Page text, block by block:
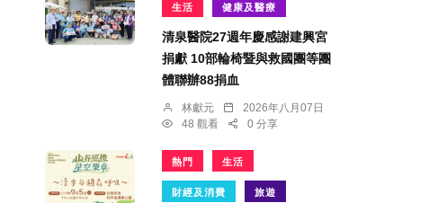
生活 健康及醫療
清泉醫院27週年慶感謝建興宮
捐獻 10部輪椅暨與救國團等團
體聯辦88捐血
林獻元
2026年八月07日
48 觀看
0 分享
熱門 生活
財經及消費 旅遊